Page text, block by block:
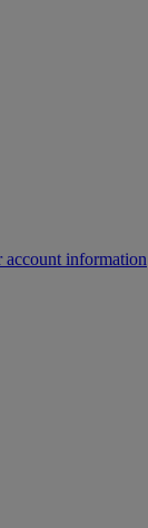
account information